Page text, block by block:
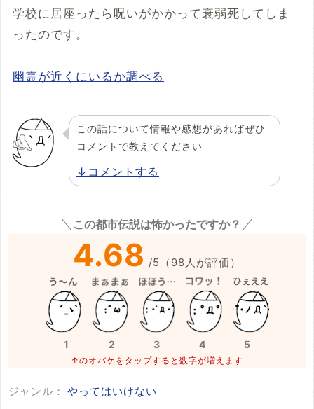
学校に居座ったら呪いがかかって衰弱死してしま
ったのです。
幽霊が近くにいるか調べる
この話について情報や感想があればぜひ
コメントで教えてください
↓コメントする
この都市伝説は怖かったですか？
4.68 /5 （ 98人が評価）
1 2 3 4 5
↑のオバケをタップすると数字が増えます
ジャンル： やってはいけない